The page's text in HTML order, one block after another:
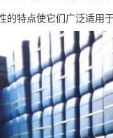
的特点使它们广泛适用